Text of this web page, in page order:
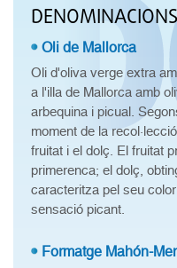
Oli de Mallorca
Oli d'oliva verge extra
a l'illa de Mallorca amb
arbequina i picual.
moment de la
fruitat i el dolç. El fruitat
primerenca; el dolç,
caracteritza pel seu
sensació picant.
Formatge Mahón-